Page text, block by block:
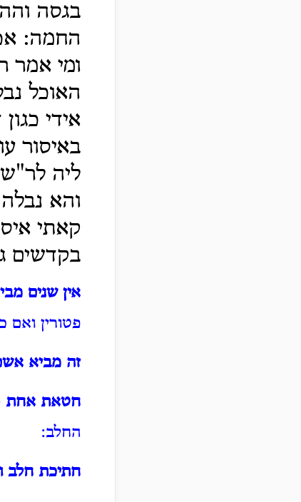
בגסה
החמה:
ומי אמר
האוכל
אידי
באיסור
ליה לר"ש
והא
קאתי
בקדשים
אין שנים
פטורין
זה מביא
חטאת אחת
החלב:
חתיכת חלב